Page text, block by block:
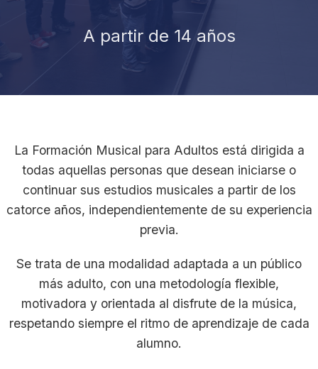
A partir de 14 años
La Formación Musical para Adultos está dirigida a
todas aquellas personas que desean iniciarse o
continuar sus estudios musicales a partir de los
catorce años, independientemente de su experiencia
previa.
Se trata de una modalidad adaptada a un público
más adulto, con una metodología flexible,
motivadora y orientada al disfrute de la música,
respetando siempre el ritmo de aprendizaje de cada
alumno.